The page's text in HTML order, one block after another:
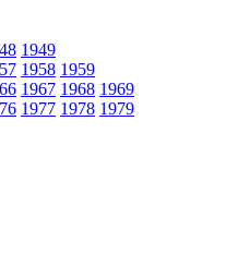
1949
1958 1959
1967 1968 1969
1977 1978 1979